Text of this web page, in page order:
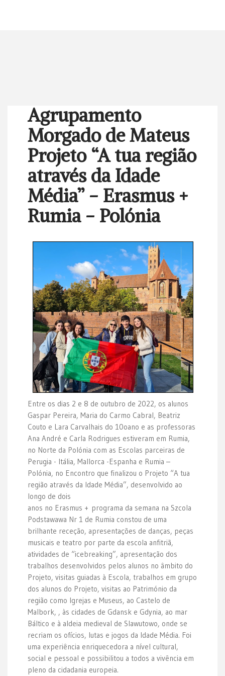
Agrupamento
Morgado de Mateus
Projeto “A tua região
através da Idade
Média” - Erasmus +
Rumia - Polónia
Entre os dias 2 e 8 de outubro de 2022, os alunos
Gaspar Pereira, Maria do Carmo Cabral, Beatriz
Couto e Lara Carvalhais do 10oano e as professoras
Ana André e Carla Rodrigues estiveram em Rumia,
no Norte da Polónia com as Escolas parceiras de
Perugia - Itália, Mallorca -Espanha e Rumia –
Polónia, no Encontro que finalizou o Projeto “A tua
região através da Idade Média”, desenvolvido ao
longo de dois
anos no Erasmus + programa da semana na Szcola
Podstawawa Nr 1 de Rumia constou de uma
brilhante receção, apresentações de danças, peças
musicais e teatro por parte da escola anfitriã,
atividades de “icebreaking”, apresentação dos
trabalhos desenvolvidos pelos alunos no âmbito do
Projeto, visitas guiadas à Escola, trabalhos em grupo
dos alunos do Projeto, visitas ao Património da
região como Igrejas e Museus, ao Castelo de
Malbork, , às cidades de Gdansk e Gdynia, ao mar
Báltico e à aldeia medieval de Slawutowo, onde se
recriam os ofícios, lutas e jogos da Idade Média. Foi
uma experiência enriquecedora a nível cultural,
social e pessoal e possibilitou a todos a vivência em
pleno da cidadania europeia.